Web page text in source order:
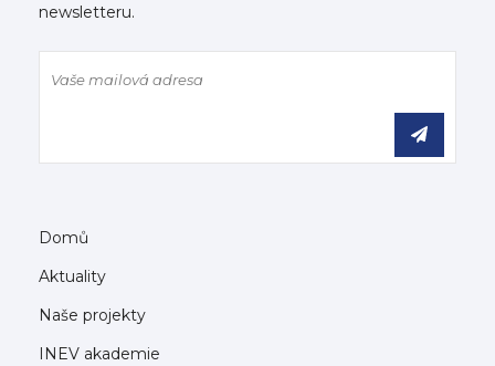
newsletteru.
Domů
Aktuality
Naše projekty
INEV akademie